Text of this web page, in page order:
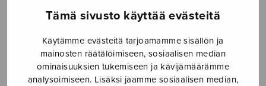
Tämä sivusto käyttää evästeitä
Käytämme evästeitä tarjoamamme sisällön ja
mainosten räätälöimiseen, sosiaalisen median
ominaisuuksien tukemiseen ja kävijämäärämme
analysoimiseen. Lisäksi jaamme sosiaalisen median,
› Nuottikauppa › Mieskuoro › Romanssi